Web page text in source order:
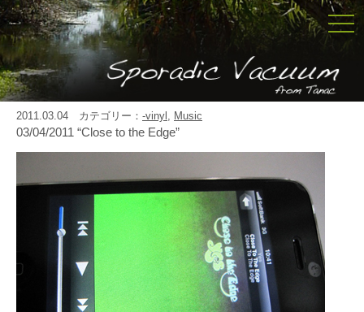
2011.03.04 カテゴリー： -vinyl , Music
03/04/2011 “Close to the Edge”